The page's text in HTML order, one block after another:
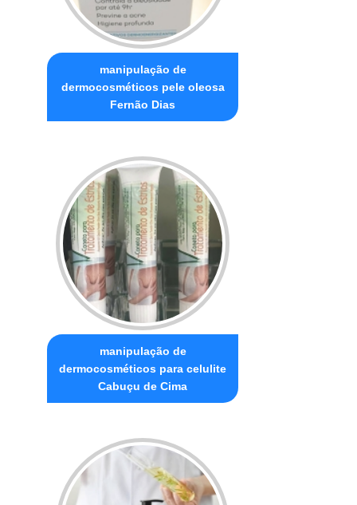
manipulação de
dermocosméticos pele oleosa
Fernão Dias
manipulação de
dermocosméticos para celulite
Cabuçu de Cima